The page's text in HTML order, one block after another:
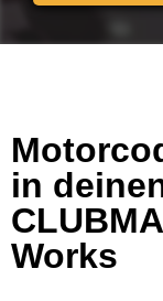
in
Works